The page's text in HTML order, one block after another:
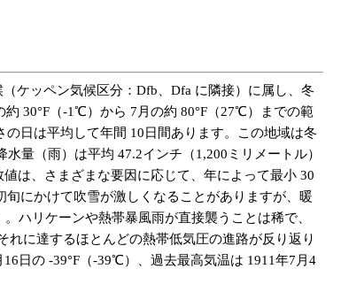
ケッペン気候区分：Dfb、Dfa に隣接）に属し、冬
30°F（-1℃）から 7月の約 80°F（27℃）までの範
日は平均して年間 10日間あります。この地域は冬
量（雨）は平均 47.2インチ（1,200ミリメートル）
は、さまざまな要因に応じて、年によって最小 30
にかけて吹雪が激しくなることがありますが、暖
ハリケーンや熱帯暴風雨が直接襲うことは稀で、
に達するほとんどの熱帯低気圧の進路が反り返り
日の -39°F（-39℃）、過去最高気温は 1911年7月4